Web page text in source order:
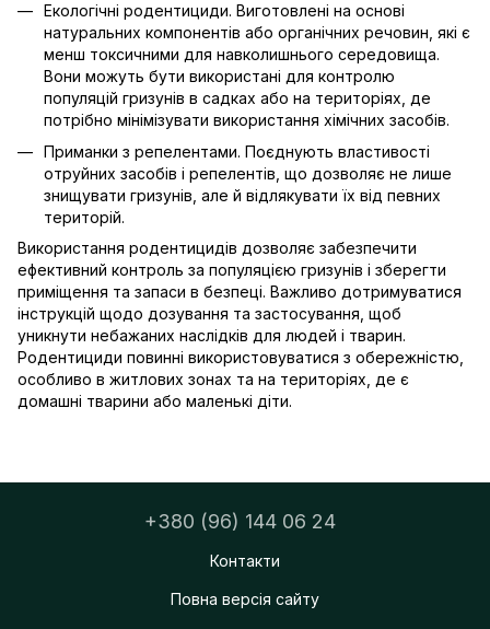
Екологічні родентициди. Виготовлені на основі
натуральних компонентів або органічних речовин, які є
менш токсичними для навколишнього середовища.
Вони можуть бути використані для контролю
популяцій гризунів в садках або на територіях, де
потрібно мінімізувати використання хімічних засобів.
Приманки з репелентами. Поєднують властивості
отруйних засобів і репелентів, що дозволяє не лише
знищувати гризунів, але й відлякувати їх від певних
територій.
Використання родентицидів дозволяє забезпечити
ефективний контроль за популяцією гризунів і зберегти
приміщення та запаси в безпеці. Важливо дотримуватися
інструкцій щодо дозування та застосування, щоб
уникнути небажаних наслідків для людей і тварин.
Родентициди повинні використовуватися з обережністю,
особливо в житлових зонах та на територіях, де є
домашні тварини або маленькі діти.
+380 (96) 144 06 24
Контакти
Повна версія сайту